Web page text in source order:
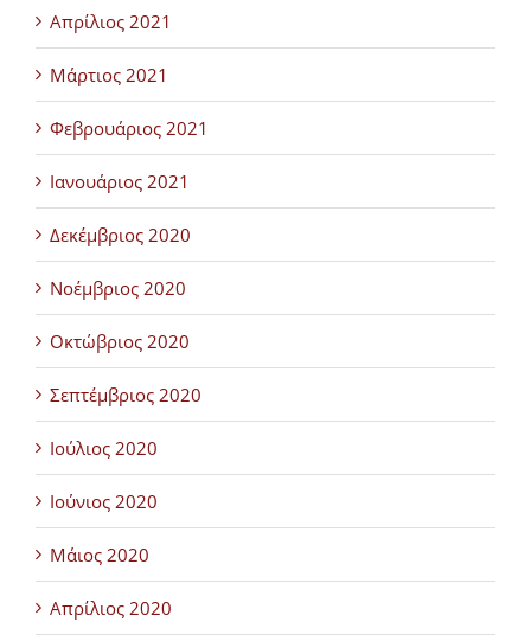
Απρίλιος 2021
Μάρτιος 2021
Φεβρουάριος 2021
Ιανουάριος 2021
Δεκέμβριος 2020
Νοέμβριος 2020
Οκτώβριος 2020
Σεπτέμβριος 2020
Ιούλιος 2020
Ιούνιος 2020
Μάιος 2020
Απρίλιος 2020